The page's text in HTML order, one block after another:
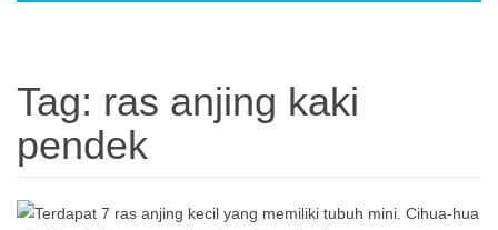
Tag: ras anjing kaki
pendek